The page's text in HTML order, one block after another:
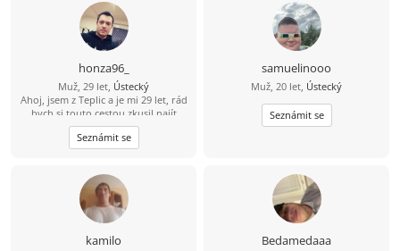
místo v mém srdci a to nejlepe na
pořád ????????
honza96_
Muž, 29 let, Ústecký
Ahoj, jsem z Teplic a je mi 29 let, rád
bych si touto cestou zkusil najít
kamarádku na seznámení s vidinou
vážného vztahu po nějakém čase.
Živim se jako technik měření
cestovaní, po ČR i zahraničí, plavání,
auta, IT - stavba počítačů a celkově
nové technologie.
Seznámit se
samuelinooo
Muž, 20 let, Ústecký
Seznámit se
kamilo Bedamedaaa